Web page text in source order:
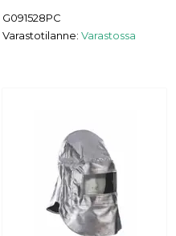
G091528PC
Varastotilanne: Varastossa